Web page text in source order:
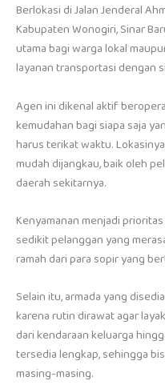
Berlokasi di Jalan Jenderal
Kabupaten Wonogiri, Sinar
utama bagi warga lokal
layanan transportasi dengan
Agen ini dikenal aktif
kemudahan bagi siapa saja
harus terikat waktu.
mudah dijangkau, baik oleh
daerah sekitarnya.
Kenyamanan menjadi
sedikit pelanggan yang
ramah dari para sopir yang
Selain itu, armada yang
karena rutin dirawat agar
dari kendaraan keluarga
tersedia lengkap, sehingga
masing-masing.